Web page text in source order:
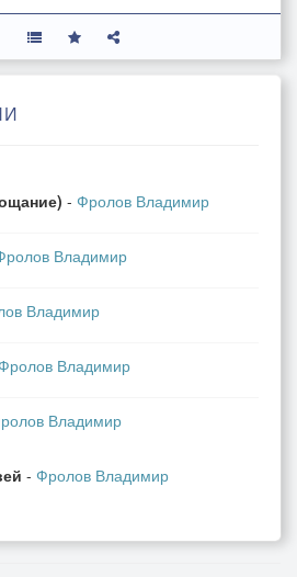
- Фролов Владимир
Владимир
Владимир
Владимир
Владимир
- Фролов Владимир